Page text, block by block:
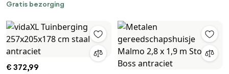
Gratis bezorging
€ 372,99